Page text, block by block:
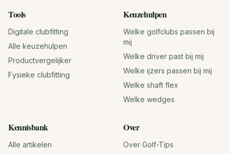
Tools
Digitale clubfitting
Alle keuzehulpen
Productvergelijker
Fysieke clubfitting
Keuzehulpen
Welke golfclubs passen bij
mij
Welke driver past bij mij
Welke ijzers passen bij mij
Welke shaft flex
Welke wedges
Kennisbank
Alle artikelen
Over
Over Golf-Tips